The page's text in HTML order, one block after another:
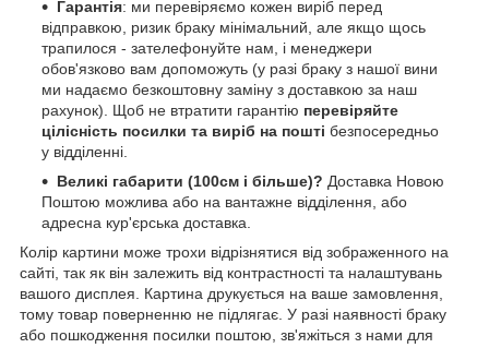
Гарантія: ми перевіряємо кожен виріб перед
відправкою, ризик браку мінімальний, але якщо щось
трапилося - зателефонуйте нам, і менеджери
обов'язково вам допоможуть (у разі браку з нашої вини
ми надаємо безкоштовну заміну з доставкою за наш
рахунок). Щоб не втратити гарантію перевіряйте
цілісність посилки та виріб на пошті безпосередньо
у відділенні.
Великі габарити (100см і більше)? Доставка Новою
Поштою можлива або на вантажне відділення, або
адресна кур'єрська доставка.
Колір картини може трохи відрізнятися від зображенного на
сайті, так як він залежить від контрастності та налаштувань
вашого дисплея. Картина друкується на ваше замовлення,
тому товар поверненню не підлягає. У разі наявності браку
або пошкодження посилки поштою, зв'яжіться з нами для